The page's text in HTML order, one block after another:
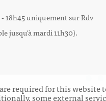
18h45 uniquement sur Rdv
jusqu'à mardi 11h30).
required for this website
some external